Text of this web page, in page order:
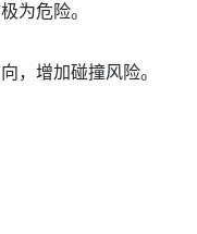
为危险。
，增加碰撞风险。